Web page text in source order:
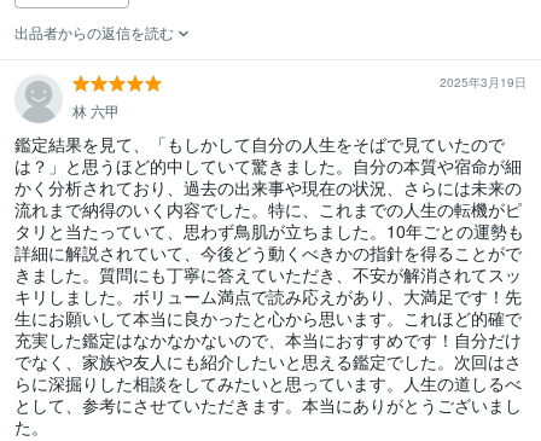
出品者からの返信を読む
2025年3月19日
林 六甲
鑑定結果を見て、「もしかして自分の人生をそばで見ていたので
は？」と思うほど的中していて驚きました。自分の本質や宿命が細
かく分析されており、過去の出来事や現在の状況、さらには未来の
流れまで納得のいく内容でした。特に、これまでの人生の転機がピ
タリと当たっていて、思わず鳥肌が立ちました。10年ごとの運勢も
詳細に解説されていて、今後どう動くべきかの指針を得ることがで
きました。質問にも丁寧に答えていただき、不安が解消されてスッ
キリしました。ボリューム満点で読み応えがあり、大満足です！先
生にお願いして本当に良かったと心から思います。これほど的確で
充実した鑑定はなかなかないので、本当におすすめです！自分だけ
でなく、家族や友人にも紹介したいと思える鑑定でした。次回はさ
らに深掘りした相談をしてみたいと思っています。人生の道しるべ
として、参考にさせていただきます。本当にありがとうございまし
た。